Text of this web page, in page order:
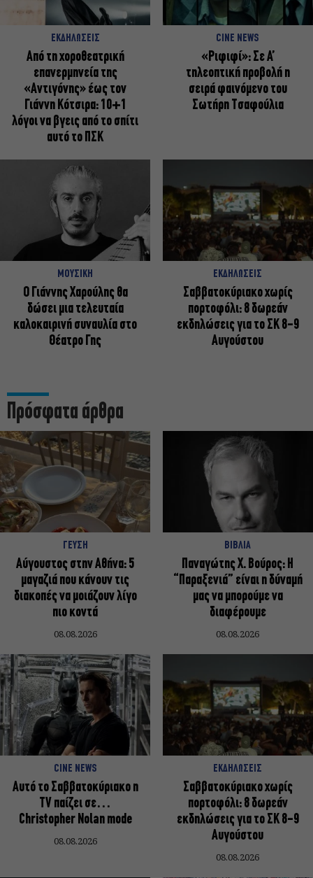
ΕΚΔΗΛΩΣΕΙΣ
Από τη χοροθεατρική
επανερμηνεία της
«Αντιγόνης» έως τον
Γιάννη Κότσιρα: 10+1
λόγοι να βγεις από το σπίτι
αυτό το ΠΣΚ
CINE NEWS
«Ριφιφί»: Σε Α’
τηλεοπτική προβολή η
σειρά φαινόμενο του
Σωτήρη Τσαφούλια
ΜΟΥΣΙΚΗ
Ο Γιάννης Χαρούλης θα
δώσει μια τελευταία
καλοκαιρινή συναυλία στο
Θέατρο Γης
ΕΚΔΗΛΩΣΕΙΣ
Σαββατοκύριακο χωρίς
πορτοφόλι: 8 δωρεάν
εκδηλώσεις για το ΣΚ 8-9
Αυγούστου
Πρόσφατα άρθρα
ΓΕΥΣΗ
Αύγουστος στην Αθήνα: 5
μαγαζιά που κάνουν τις
διακοπές να μοιάζουν λίγο
πιο κοντά
08.08.2026
ΒΙΒΛΙΑ
Παναγώτης Χ. Βούρος: Η
“Παραξενιά” είναι η δύναμή
μας να μπορούμε να
διαφέρουμε
08.08.2026
CINE NEWS
Αυτό το Σαββατοκύριακο η
TV παίζει σε…
Christopher Nolan mode
08.08.2026
ΕΚΔΗΛΩΣΕΙΣ
Σαββατοκύριακο χωρίς
πορτοφόλι: 8 δωρεάν
εκδηλώσεις για το ΣΚ 8-9
Αυγούστου
08.08.2026